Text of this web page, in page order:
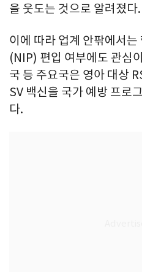
을 웃도는 것으로 알려졌다.
이에 따라 업계 안팎에서
(NIP) 편입 여부에도 관심
국 등 주요국은 영아 대상
SV 백신을 국가 예방 프로
다.